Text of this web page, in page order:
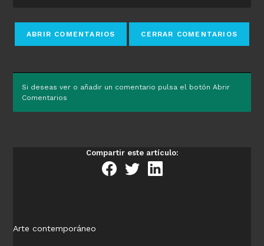
Si deseas ver o añadir un comentario pulsa el botón Abrir
Comentarios
Compartir este artículo:
Arte contemporáneo